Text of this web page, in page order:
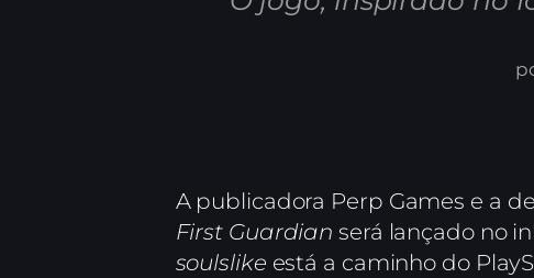
A publicadora Perp Games e a
First Guardian será lançado no
soulslike está a caminho do